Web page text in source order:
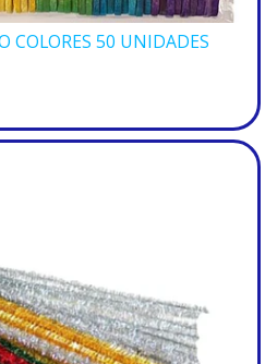
COLORES 50 UNIDADES